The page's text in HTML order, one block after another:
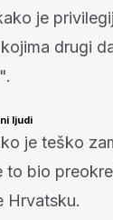
je
drugi
ljudi
je teško
bio
Hrvatsku.